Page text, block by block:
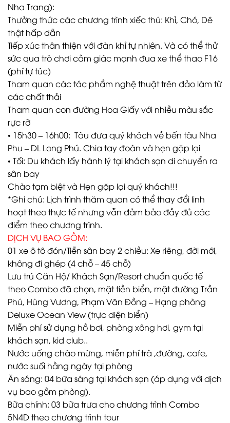
Nha Trang):
Thưởng thức các chương trình xiếc thú: Khỉ, Chó, Dê
thật hấp dẫn
Tiếp xúc thân thiện với đàn khỉ tự nhiên. Và có thể thử
sức qua trò chơi cảm giác mạnh đua xe thể thao F16
(phí tự túc)
Tham quan các tác phẩm nghệ thuật trên đảo làm từ
các chất thải
Tham quan con đường Hoa Giấy với nhiều màu sắc
rực rỡ
• 15h30 – 16h00: Tàu đưa quý khách về bến tàu Nha
Phu – DL Long Phú. Chia tay đoàn và hẹn gặp lại
• Tối: Du khách lấy hành lý tại khách sạn di chuyển ra
sân bay
Chào tạm biệt và Hẹn gặp lại quý khách!!!
*Ghi chú: Lịch trình thăm quan có thể thay đổi linh
hoạt theo thực tế nhưng vẫn đảm bảo đầy đủ các
điểm theo chương trình.
DỊCH VỤ BAO GỒM:
01 xe ô tô đón/Tiễn sân bay 2 chiều: Xe riêng, đời mới,
không đi ghép (4 chỗ – 45 chỗ)
Lưu trú Căn Hộ/ Khách Sạn/Resort chuẩn quốc tế
theo Combo đã chọn, mặt tiền biển, mặt đường Trần
Phú, Hùng Vương, Phạm Văn Đồng – Hạng phòng
Deluxe Ocean View (trực diện biển)
Miễn phí sử dụng hồ bơi, phòng xông hơi, gym tại
khách sạn, kid club..
Nước uống chào mừng, miễn phí trà ,đường, cafe,
nước suối hằng ngày tại phòng
Ăn sáng: 04 bữa sáng tại khách sạn (áp dụng với dịch
vụ bao gồm phòng).
Bữa chính: 03 bữa trưa cho chương trình Combo
5N4D theo chương trình tour